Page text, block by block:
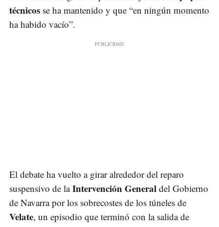
técnicos se ha mantenido y que “en ningún momento
ha habido vacío”.
El debate ha vuelto a girar alrededor del reparo
suspensivo de laIntervención General del Gobierno
de Navarra por los sobrecostes de los túneles de
Velate, un episodio que terminó con la salida de